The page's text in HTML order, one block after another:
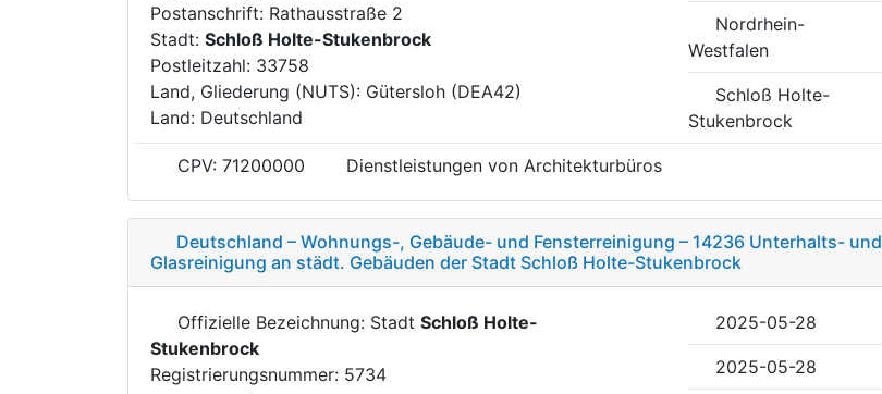
Postanschrift: Rathausstraße 2
Stadt: Schloß Holte-Stukenbrock
Postleitzahl: 33758
Land, Gliederung (NUTS): Gütersloh (DEA42)
Land: Deutschland
Nordrhein-
Westfalen
Schloß Holte-
Stukenbrock
CPV: 71200000 Dienstleistungen von Architekturbüros
Deutschland – Wohnungs-, Gebäude- und Fensterreinigung – 14236 Unterhalts- und
Glasreinigung an städt. Gebäuden der Stadt Schloß Holte-Stukenbrock
Offizielle Bezeichnung: Stadt Schloß Holte-
Stukenbrock
Registrierungsnummer: 5734
2025-05-28
2025-05-28